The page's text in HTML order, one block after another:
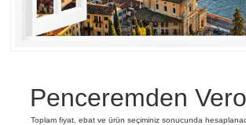
Penceremden
Toplam fiyat, ebat ve ürün seçiminiz sonucunda